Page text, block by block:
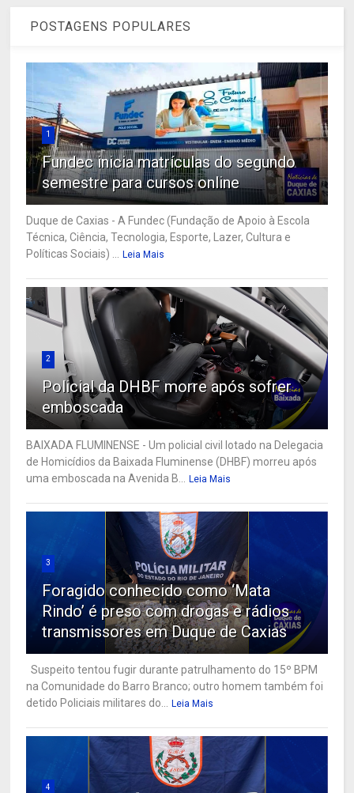
POSTAGENS POPULARES
1
Fundec inicia matrículas do segundo
semestre para cursos online
Duque de Caxias - A Fundec (Fundação de Apoio à Escola
Técnica, Ciência, Tecnologia, Esporte, Lazer, Cultura e
Políticas Sociais) ... Leia Mais
2
Policial da DHBF morre após sofrer
emboscada
BAIXADA FLUMINENSE - Um policial civil lotado na Delegacia
de Homicídios da Baixada Fluminense (DHBF) morreu após
uma emboscada na Avenida B... Leia Mais
3
Foragido conhecido como ‘Mata
Rindo’ é preso com drogas e rádios
transmissores em Duque de Caxias
Suspeito tentou fugir durante patrulhamento do 15º BPM
na Comunidade do Barro Branco; outro homem também foi
detido Policiais militares do... Leia Mais
4